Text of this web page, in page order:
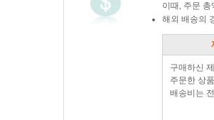
이때, 주문
해외 배송의
구매하신
주문한 상
배송비는